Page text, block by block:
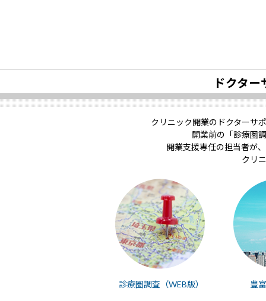
ドクタ
クリニック開業のドクターサ
開業前の「診療圏
開業支援専任の担当者が
クリ
診療圏調査（WEB版） 豊